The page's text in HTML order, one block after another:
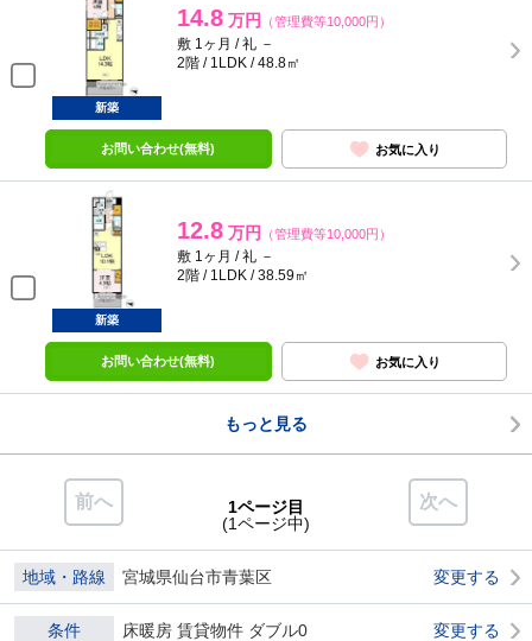
14.8 万円 （管理費等10,000円）
敷 1ヶ月 / 礼 －
2階 / 1LDK / 48.8㎡
新築
お問い合わせ(無料) お気に入り
12.8 万円 （管理費等10,000円）
敷 1ヶ月 / 礼 －
2階 / 1LDK / 38.59㎡
新築
お問い合わせ(無料) お気に入り
もっと見る
前へ 次へ
1ページ目
(1ページ中)
地域・路線 宮城県仙台市青葉区 変更する
条件 床暖房 賃貸物件 ダブル0 変更する